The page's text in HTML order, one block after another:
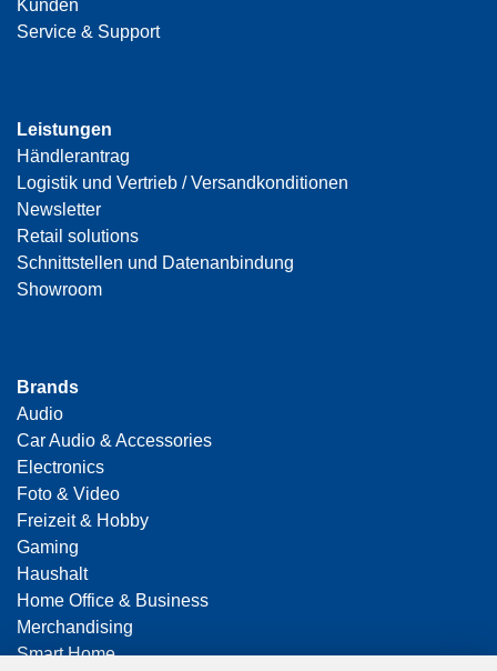
Kunden
Service & Support
Leistungen
Händlerantrag
Logistik und Vertrieb / Versandkonditionen
Newsletter
Retail solutions
Schnittstellen und Datenanbindung
Showroom
Brands
Audio
Car Audio & Accessories
Electronics
Foto & Video
Freizeit & Hobby
Gaming
Haushalt
Home Office & Business
Merchandising
Smart Home